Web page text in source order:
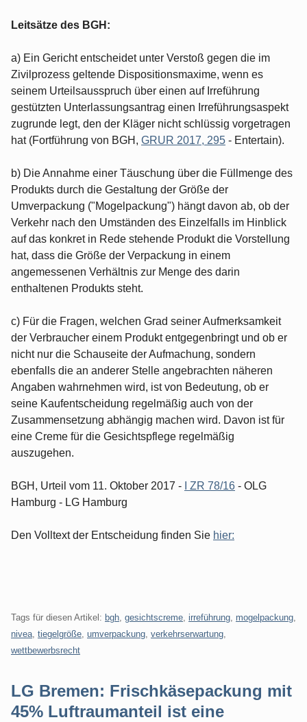
Leitsätze des BGH:
a) Ein Gericht entscheidet unter Verstoß gegen die im
Zivilprozess geltende Dispositionsmaxime, wenn es
seinem Urteilsausspruch über einen auf Irreführung
gestützten Unterlassungsantrag einen Irreführungsaspekt
zugrunde legt, den der Kläger nicht schlüssig vorgetragen
hat (Fortführung von BGH, GRUR 2017, 295 - Entertain).
b) Die Annahme einer Täuschung über die Füllmenge des
Produkts durch die Gestaltung der Größe der
Umverpackung ("Mogelpackung") hängt davon ab, ob der
Verkehr nach den Umständen des Einzelfalls im Hinblick
auf das konkret in Rede stehende Produkt die Vorstellung
hat, dass die Größe der Verpackung in einem
angemessenen Verhältnis zur Menge des darin
enthaltenen Produkts steht.
c) Für die Fragen, welchen Grad seiner Aufmerksamkeit
der Verbraucher einem Produkt entgegenbringt und ob er
nicht nur die Schauseite der Aufmachung, sondern
ebenfalls die an anderer Stelle angebrachten näheren
Angaben wahrnehmen wird, ist von Bedeutung, ob er
seine Kaufentscheidung regelmäßig auch von der
Zusammensetzung abhängig machen wird. Davon ist für
eine Creme für die Gesichtspflege regelmäßig
auszugehen.
BGH, Urteil vom 11. Oktober 2017 - I ZR 78/16 - OLG
Hamburg - LG Hamburg
Den Volltext der Entscheidung finden Sie hier:
Tags für diesen Artikel: bgh gesichtscreme irreführung mogelpackung
nivea tiegelgröße umverpackung verkehrserwartung
wettbewerbsrecht
LG Bremen: Frischkäsepackung mit
45% Luftraumanteil ist eine